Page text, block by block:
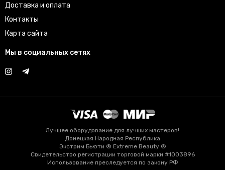
Доставка и оплата
Контакты
Карта сайта
Мы в социальных сетях
Лучшее оборудование для лучших мастеров!
Донецкая Народная Республика
Экстрим Бьюти ® Extreme Beauty ®
Свидетельство регистрации торговой марки #1003896
Использование преследуется по закону РФ